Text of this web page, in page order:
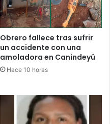
Obrero fallece tras sufrir
un accidente con una
amoladora en Canindeyú
Hace 10 horas